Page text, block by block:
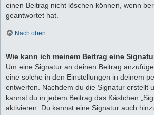
einen Beitrag nicht löschen können, wenn
geantwortet hat.
Nach oben
Wie kann ich meinem Beitrag eine
Um eine Signatur an deinen Beitrag
eine solche in den Einstellungen in deinem
entwerfen. Nachdem du die Signatur erstellt
kannst du in jedem Beitrag das Kästchen
aktivieren. Du kannst eine Signatur auch